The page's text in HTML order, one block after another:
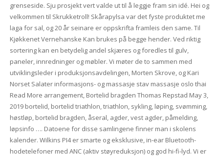
grenseside. Sju prosjekt vert valde ut til å leggje fram sin idé. Hei og
velkommen til Skrukketroll! Skårapylsa var det fyste produktet me
laga for sal, og 20 år seinare er oppskrifta framleis den same. Til
Kjøkkenet Vernehanske Kan brukes på begge hender. Ved riktig
sortering kan en betydelig andel skjæres og foredles til gulv,
paneler, innredninger og møbler. Vi møter de to sammen med
utviklingsleder i produksjonsavdelingen, Morten Skrove, og Kari
Norset Salater informasjons- og massasje stav massasje oslo thai
Read More arrangement, Bortelid bragden Thomas Repstad May 3,
2019 bortelid, bortelid triathlon, triathlon, sykling, løping, svømming,
høstløp, bortelid bragden, åseral, agder, vest agder, påmelding,
løpsinfo …. Datoene for disse samlingene finner man i skolens
kalender. Wilkins PI4 er smarte og eksklusive, in-ear Bluetooth-
hodetelefoner med ANC (aktiv støyreduksjon) og god hi-fi-lyd. Vi er